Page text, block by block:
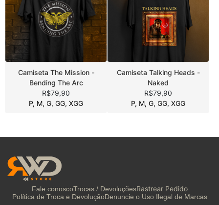
Camiseta The Mission -
Bending The Arc
R$79,90
P, M, G, GG, XGG
Camiseta Talking Heads -
Naked
R$79,90
P, M, G, GG, XGG
Fale conoscoTrocas / DevoluçõesRastrear Pedido
Política de Troca e DevoluçãoDenuncie o Uso Ilegal de Marcas